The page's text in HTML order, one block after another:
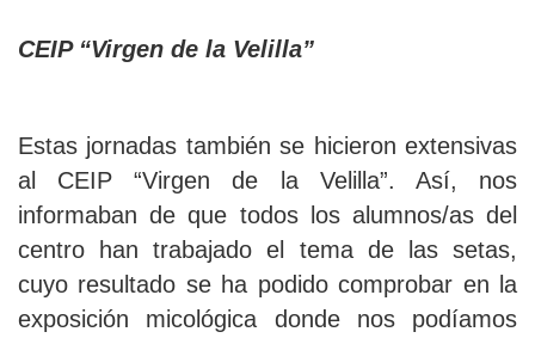
CEIP “Virgen de la Velilla”
Estas jornadas también se hicieron extensivas
al CEIP “Virgen de la Velilla”. Así, nos
informaban de que todos los alumnos/as del
centro han trabajado el tema de las setas,
cuyo resultado se ha podido comprobar en la
exposición micológica donde nos podíamos